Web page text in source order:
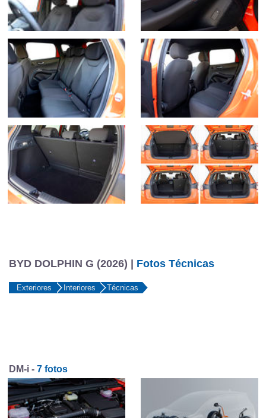
BYD DOLPHIN G (2026) | Fotos Técnicas
Exteriores Interiores Técnicas
DM-i - 7 fotos